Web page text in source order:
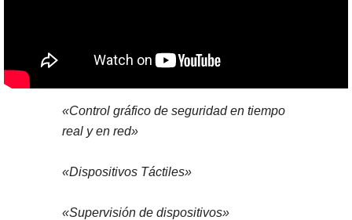
«Control gráfico de seguridad en tiempo
real y en red»
«Dispositivos Táctiles»
«Supervisión de dispositivos»